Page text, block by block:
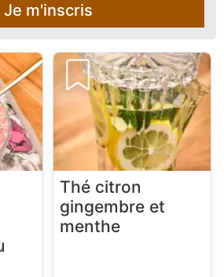
Je m'inscris
Thé citron
gingembre et
menthe